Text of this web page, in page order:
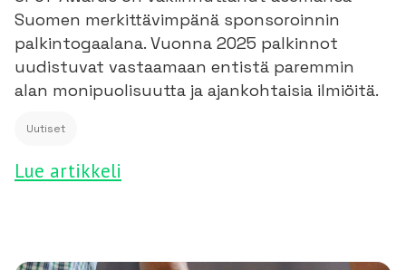
Suomen merkittävimpänä sponsoroinnin
palkintogaalana. Vuonna 2025 palkinnot
uudistuvat vastaamaan entistä paremmin
alan monipuolisuutta ja ajankohtaisia ilmiöitä.
Uutiset
Lue artikkeli